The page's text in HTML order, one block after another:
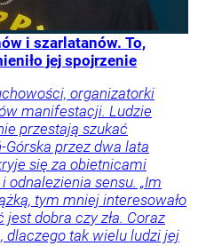
i szarlatanów. To,
jej spojrzenie
organizatorki
manifestacji. Ludzie
przestają szukać
przez dwa lata
się za obietnicami
sensu. „Im
tym mniej interesowało
dobra czy zła. Coraz
dlaczego tak wielu ludzi jej